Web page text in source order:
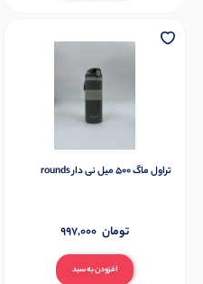
تراول ماگ 500 میل نی دار rounds
افزودن به سبد
997,000 تومان